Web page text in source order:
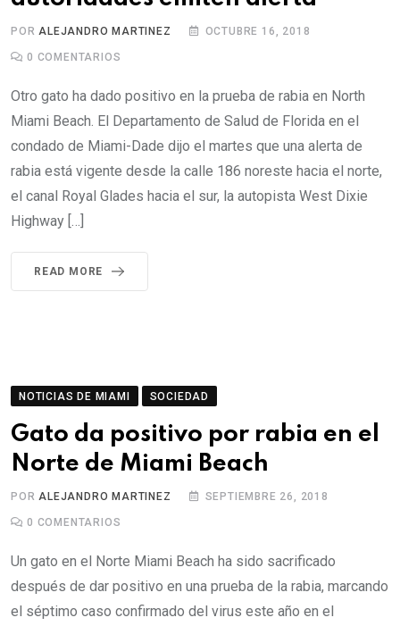
PORALEJANDRO MARTINEZ OCTUBRE 16, 2018
0 COMENTARIOS
Otro gato ha dado positivo en la prueba de rabia en North
Miami Beach. El Departamento de Salud de Florida en el
condado de Miami-Dade dijo el martes que una alerta de
rabia está vigente desde la calle 186 noreste hacia el norte,
el canal Royal Glades hacia el sur, la autopista West Dixie
Highway […]
READ MORE
NOTICIAS DE MIAMI SOCIEDAD
Gato da positivo por rabia en el
Norte de Miami Beach
PORALEJANDRO MARTINEZ SEPTIEMBRE 26, 2018
0 COMENTARIOS
Un gato en el Norte Miami Beach ha sido sacrificado
después de dar positivo en una prueba de la rabia, marcando
el séptimo caso confirmado del virus este año en el